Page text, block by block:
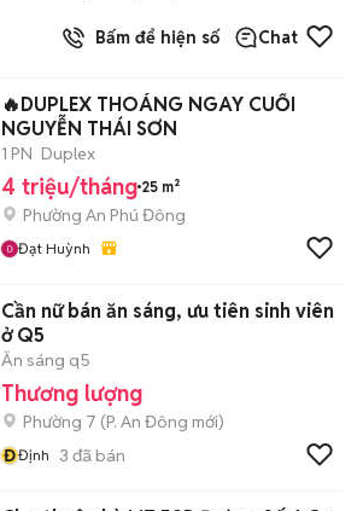
Bấm để hiện số Chat
🔥DUPLEX THOÁNG NGAY CUỐI
NGUYỄN THÁI SƠN
1 PN Duplex
4 triệu/tháng 25 m²
Phường An Phú Đông
Đạt Huỳnh
Cần nữ bán ăn sáng, ưu tiên sinh viên
ở Q5
Ăn sáng q5
Thương lượng
Phường 7 (P. An Đông mới)
ĐĐịnh 3 đã bán